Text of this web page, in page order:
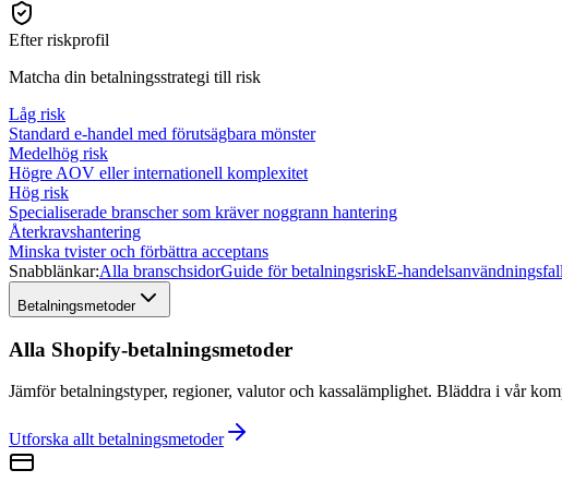
Efter riskprofil
Matcha din betalningsstrategi till risk
Låg risk
Standard e-handel med förutsägbara mönster
Medelhög risk
Högre AOV eller internationell komplexitet
Hög risk
Specialiserade branscher som kräver noggrann hantering
Återkravshantering
Minska tvister och förbättra acceptans
Snabblänkar:Alla branschsidorGuide för betalningsriskE-handelsanvändningsfall
Betalningsmetoder
Alla Shopify-betalningsmetoder
Jämför betalningstyper, regioner, valutor och kassalämplighet. Bläddra i vår
Utforska allt betalningsmetoder